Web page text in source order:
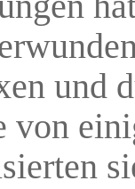
und